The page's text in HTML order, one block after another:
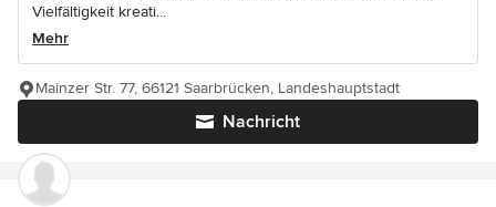
Vielfältigkeit kreati...
Mehr
Nachricht
Mainzer Str. 77, 66121 Saarbrücken, Landeshauptstadt